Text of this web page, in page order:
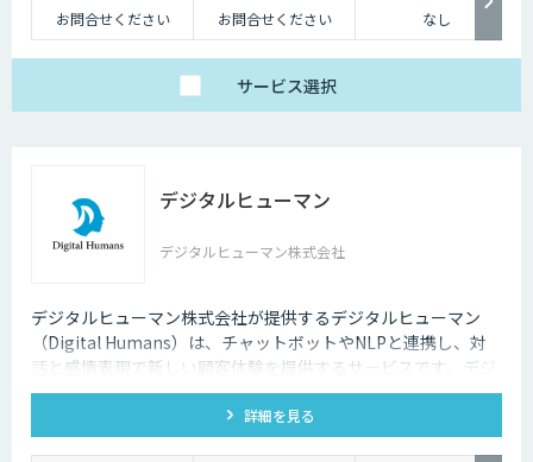
お問合せください
お問合せください なし
サービス選択
デジタルヒューマン
デジタルヒューマン株式会社
デジタルヒューマン株式会社が提供するデジタルヒューマン
（Digital Humans）は、チャットボットやNLPと連携し、対
話と感情表現で新しい顧客体験を提供するサービスです。デジ
タル従業員として、直感的で、インパクトがあり、競争力があ
るサービス創造と顧客体験が提供できます。
詳細を見る